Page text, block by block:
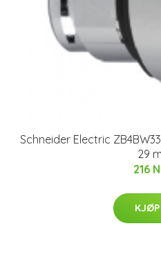
Schneider Electric
29
216